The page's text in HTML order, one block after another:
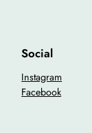
Social
Instagram
Facebook